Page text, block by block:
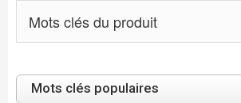
Mots clés du produit
Mots clés populaires